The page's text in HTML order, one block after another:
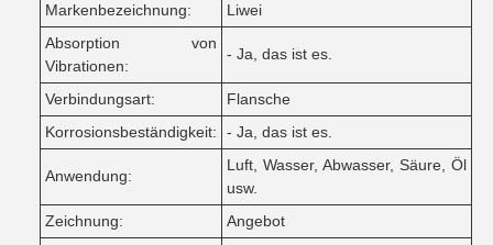
Markenbezeichnung:
Liwei
Absorption von
Vibrationen:
- Ja, das ist es.
Verbindungsart:
Flansche
Korrosionsbeständigkeit:
- Ja, das ist es.
Anwendung:
Luft, Wasser, Abwasser, Säure, Öl
usw.
Zeichnung:
Angebot